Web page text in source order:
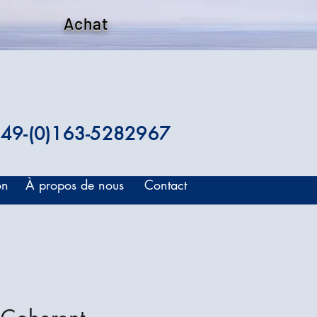
Achat
(0)163-5282967
À propos de nous Contact